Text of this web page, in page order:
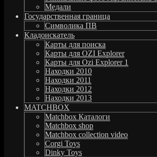
Медали
Государственная граница
Символика ПВ
Кладоискатель
Карты для поиска
Карты для OZI Explorer
Карты для Ozi Explorer 1
Находки 2010
Находки 2011
Находки 2012
Находки 2013
MATCHBOX
Matchbox Каталоги
Matchbox shop
Matchbox collection video
Corgi Toys
Dinky Toys